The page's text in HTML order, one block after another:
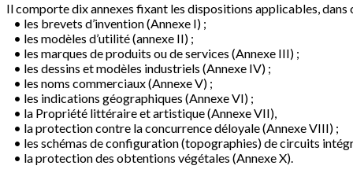
Il comporte dix annexes fixant les dispositions applicables, dans
• les brevets d’invention (Annexe I) ;
• les modèles d’utilité (annexe II) ;
• les marques de produits ou de services (Annexe III) ;
• les dessins et modèles industriels (Annexe IV) ;
• les noms commerciaux (Annexe V) ;
• les indications géographiques (Annexe VI) ;
• la Propriété littéraire et artistique (Annexe VII),
• la protection contre la concurrence déloyale (Annexe VIII) ;
• les schémas de configuration (topographies) de circuits
• la protection des obtentions végétales (Annexe X).